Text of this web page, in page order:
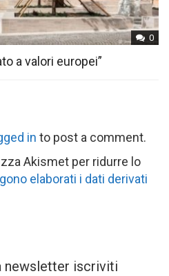
0
a valori europei”
in to post a comment.
Akismet per ridurre lo
elaborati i dati derivati
newsletter iscriviti